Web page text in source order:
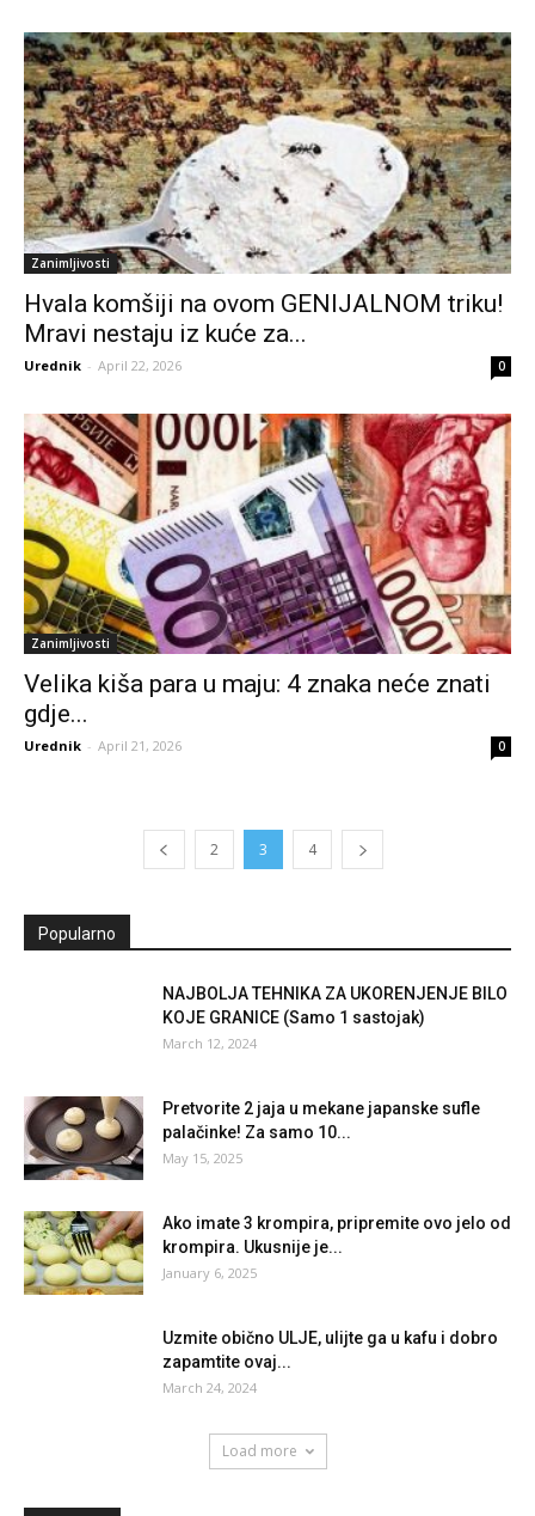
Zanimljivosti
Hvala komšiji na ovom GENIJALNOM triku!
Mravi nestaju iz kuće za...
Urednik - April 22, 2026 0
Zanimljivosti
Velika kiša para u maju: 4 znaka neće znati
gdje...
Urednik - April 21, 2026 0
2 3 4
Popularno
NAJBOLJA TEHNIKA ZA UKORENJENJE BILO
KOJE GRANICE (Samo 1 sastojak)
March 12, 2024
Pretvorite 2 jaja u mekane japanske sufle
palačinke! Za samo 10...
May 15, 2025
Ako imate 3 krompira, pripremite ovo jelo od
krompira. Ukusnije je...
January 6, 2025
Uzmite obično ULJE, ulijte ga u kafu i dobro
zapamtite ovaj...
March 24, 2024
Load more